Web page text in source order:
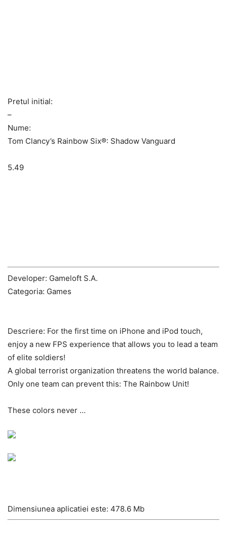
Pretul initial:
–
Nume:
Tom Clancy’s Rainbow Six®: Shadow Vanguard
5.49
Developer: Gameloft S.A.
Categoria: Games
Descriere: For the first time on iPhone and iPod touch,
enjoy a new FPS experience that allows you to lead a team
of elite soldiers!
A global terrorist organization threatens the world balance.
Only one team can prevent this: The Rainbow Unit!
These colors never …
Dimensiunea aplicatiei este: 478.6 Mb